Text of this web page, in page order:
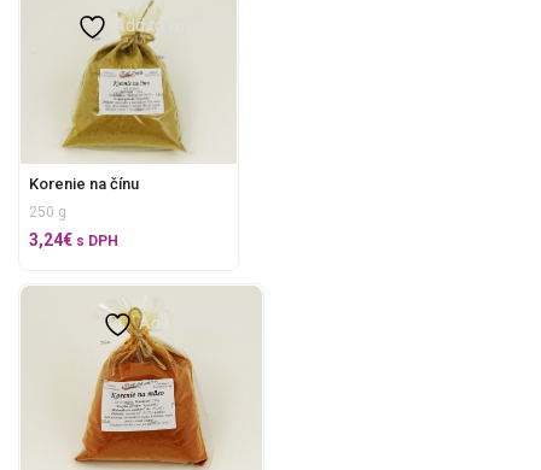
Add to wishlist
Korenie na čínu
250 g
3,24€ s DPH
Add to wishlist